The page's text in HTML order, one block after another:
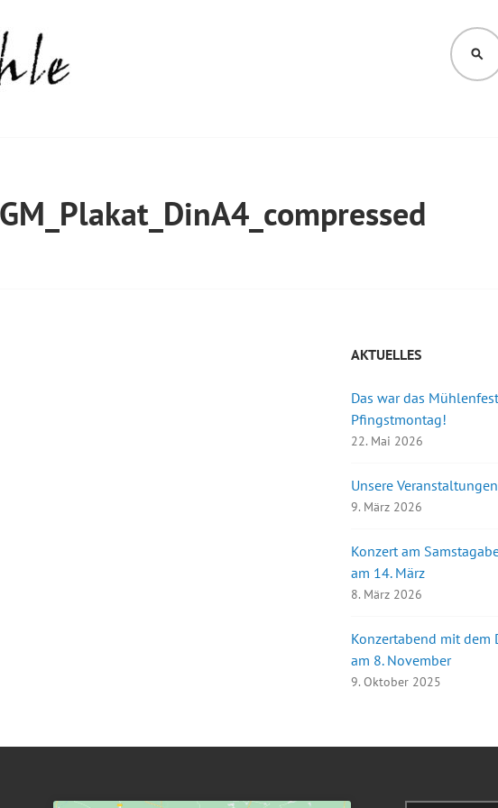
AKTUELLES
Das war das
Pfingstmontag!
22. Mai 2026
Unsere
9. März 2026
Konzert am
am 14. März
8. März 2026
Konzertabend mit dem
am 8. November
9. Oktober 2025